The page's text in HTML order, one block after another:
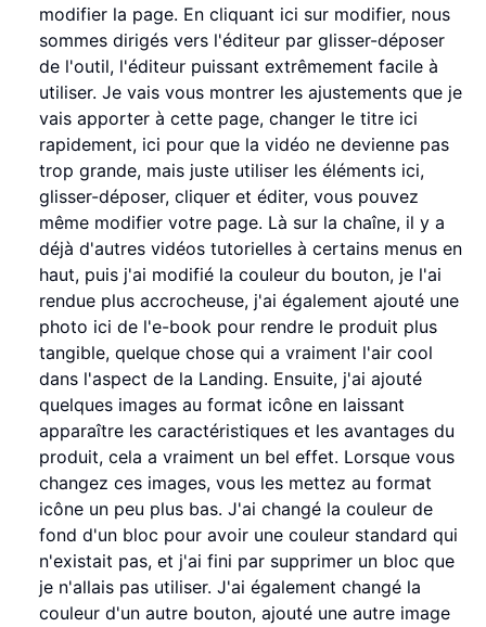
modifier la page. En cliquant ici sur modifier, nous
sommes dirigés vers l'éditeur par glisser-déposer
de l'outil, l'éditeur puissant extrêmement facile à
utiliser. Je vais vous montrer les ajustements que je
vais apporter à cette page, changer le titre ici
rapidement, ici pour que la vidéo ne devienne pas
trop grande, mais juste utiliser les éléments ici,
glisser-déposer, cliquer et éditer, vous pouvez
même modifier votre page. Là sur la chaîne, il y a
déjà d'autres vidéos tutorielles à certains menus en
haut, puis j'ai modifié la couleur du bouton, je l'ai
rendue plus accrocheuse, j'ai également ajouté une
photo ici de l'e-book pour rendre le produit plus
tangible, quelque chose qui a vraiment l'air cool
dans l'aspect de la Landing. Ensuite, j'ai ajouté
quelques images au format icône en laissant
apparaître les caractéristiques et les avantages du
produit, cela a vraiment un bel effet. Lorsque vous
changez ces images, vous les mettez au format
icône un peu plus bas. J'ai changé la couleur de
fond d'un bloc pour avoir une couleur standard qui
n'existait pas, et j'ai fini par supprimer un bloc que
je n'allais pas utiliser. J'ai également changé la
couleur d'un autre bouton, ajouté une autre image